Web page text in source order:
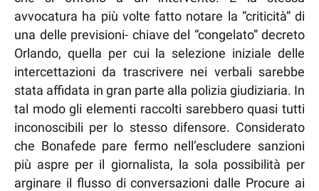
avvocatura ha più volte fatto notare la “criticità” di
una delle previsioni- chiave del “congelato” decreto
Orlando, quella per cui la selezione iniziale delle
intercettazioni da trascrivere nei verbali sarebbe
stata affidata in gran parte alla polizia giudiziaria. In
tal modo gli elementi raccolti sarebbero quasi tutti
inconoscibili per lo stesso difensore. Considerato
che Bonafede pare fermo nell’escludere sanzioni
più aspre per il giornalista, la sola possibilità per
arginare il flusso di conversazioni dalle Procure ai